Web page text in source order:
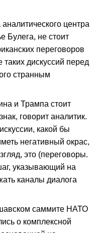
центра
Булега, не стоит
переговоров
дискуссий перед
странным
и Трампа стоит
говорит аналитик.
какой бы
негативный окрас,
это (переговоры.
указывающий на
каналы диалога
саммите НАТО
о комплексной